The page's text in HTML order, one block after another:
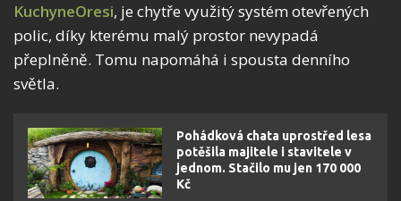
KuchyneOresi, je chytře využitý systém otevřených
polic, díky kterému malý prostor nevypadá
přeplněně. Tomu napomáhá i spousta denního
světla.
Pohádková chata uprostřed lesa
potěšila majitele i stavitele v
jednom. Stačilo mu jen 170 000
Kč